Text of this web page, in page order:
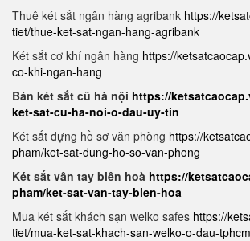
Thuê két sắt ngân hàng agribank https://
tiet/thue-ket-sat-ngan-hang-agribank
Két sắt cơ khí ngân hàng https://
co-khi-ngan-hang
Bán két sắt cũ hà nội https://
ket-sat-cu-ha-noi-o-dau-uy-tin
Két sắt đựng hồ sơ văn phòng https://
pham/ket-sat-dung-ho-so-van-phong
Két sắt vân tay biên hoà https://
pham/ket-sat-van-tay-bien-hoa
Mua két sắt khách sạn welko safes https://
tiet/mua-ket-sat-khach-san-welko-o-dau-tphcm